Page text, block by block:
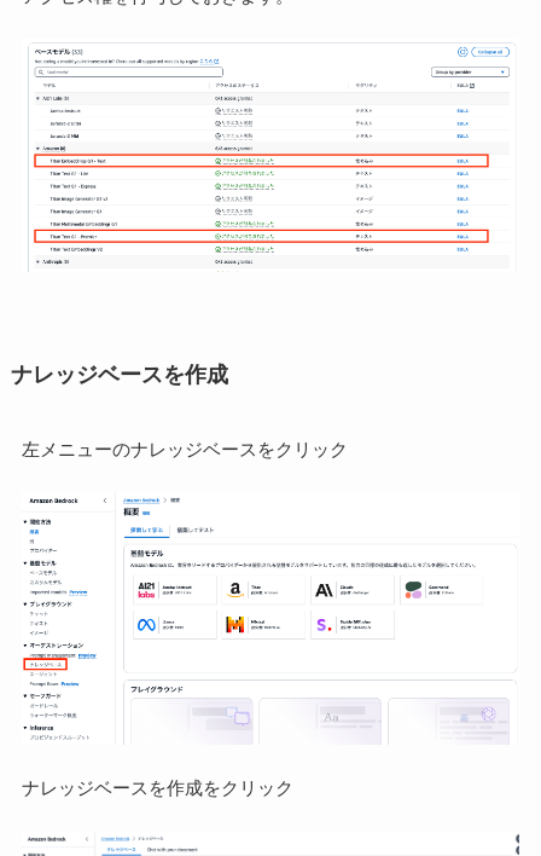
ナレッジベースを作成
左メニューのナレッジベースをクリック
ナレッジベースを作成をクリック